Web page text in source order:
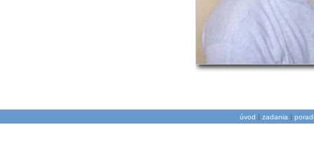
úvod | zadania |